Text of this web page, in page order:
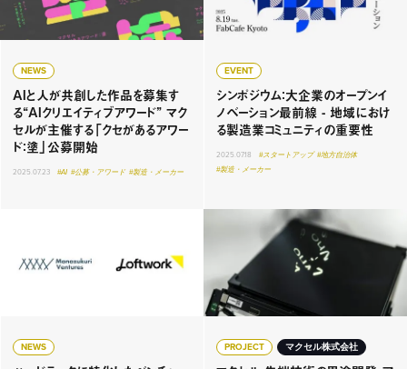
NEWS
AIと人が共創した作品を募集す
る“AIクリエイティブアワード” マク
セルが主催する「クセがあるアワー
ド：塗」公募開始
2025.07.23 #AI #公募・アワード #製造・メーカー
EVENT
シンポジウム：大企業のオープンイ
ノベーション最前線 - 地域におけ
る製造業コミュニティの重要性
2025.07.18 #スタートアップ #地方自治体
#製造・メーカー
NEWS PROJECT マクセル株式会社